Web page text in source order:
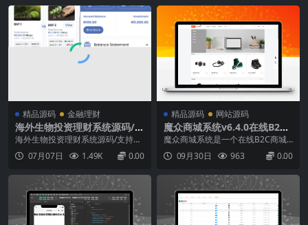
精品源码 金融理财
海外生物投资理财系统源码/支
持分销返佣 拉新 自定义产品
等功能/前后端为英文
海外生物投资理财系统源码/支持分
销返佣拉新自定义产品等功能/前后
端为英文测试还行，有三级代理，
07月07日 1.49K 0.00
精品源码 网站源码
魔众商城系统v6.4.0在线B2C
商城系统
魔众商城系统是一个在线B2C商城
系统，支持购物车、商品多分类，
可以帮您快速搭建一套企业私有化
城系统。多端适配电脑版手机版
（自适应）手机版（UNIAPP）And
roid（UNIAPP）iOS客户端（UNIA
PP）...
09月30日 963 0.00